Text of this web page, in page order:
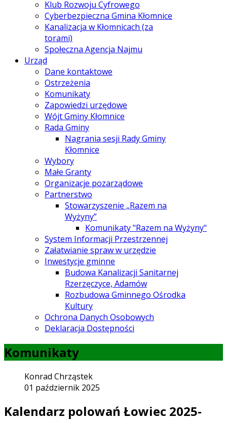
Klub Rozwoju Cyfrowego
Cyberbezpieczna Gmina Kłomnice
Kanalizacja w Kłomnicach (za
torami)
Społeczna Agencja Najmu
Urząd
Dane kontaktowe
Ostrzeżenia
Komunikaty
Zapowiedzi urzędowe
Wójt Gminy Kłomnice
Rada Gminy
Nagrania sesji Rady Gminy
Kłomnice
Wybory
Małe Granty
Organizacje pozarządowe
Partnerstwo
Stowarzyszenie „Razem na
Wyżyny”
Komunikaty "Razem na Wyżyny"
System Informacji Przestrzennej
Załatwianie spraw w urzędzie
Inwestycje gminne
Budowa Kanalizacji Sanitarnej
Rzerzęczyce, Adamów
Rozbudowa Gminnego Ośrodka
Kultury
Ochrona Danych Osobowych
Deklaracja Dostępności
Komunikaty
Konrad Chrząstek
01 październik 2025
Kalendarz polowań Łowiec 2025-